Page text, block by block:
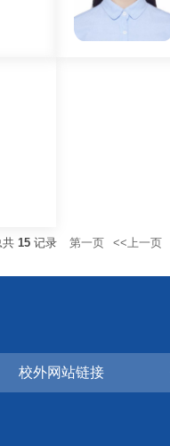
共 15 记录 第一页 <<上一页
校外网站链接